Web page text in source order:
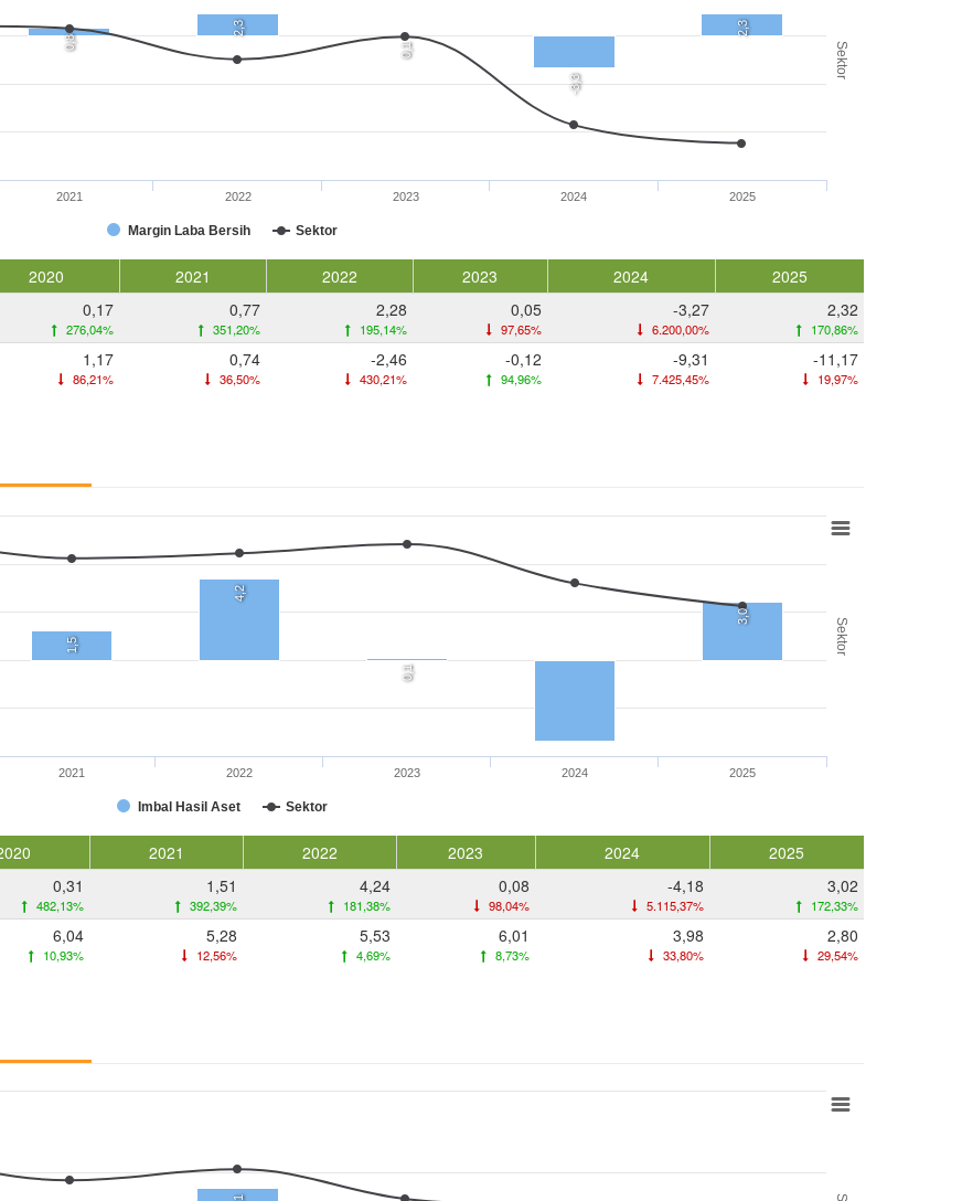
Sektor
0,8
2,3
0,1
-3,3
2,3
Margin Laba Bersih Sektor
2021 2022 2023 2024 2025
2020 2021 2022 2023 2024
2025
0,17
276,04%
0,77
351,20%
2,28
195,14%
0,05
97,65%
-3,27
6.200,00%
2,32
170,86%
1,17
86,21%
0,74
36,50%
-2,46
430,21%
-0,12
94,96%
-9,31
7.425,45%
-11,17
19,97%
Sektor
1,5
4,2
0,1
3,0
Imbal Hasil Aset Sektor
2021 2022 2023 2024 2025
2021 2022 2023 2024
2025
0,31
482,13%
1,51
392,39%
4,24
181,38%
0,08
98,04%
-4,18
5.115,37%
3,02
172,33%
6,04
10,93%
5,28
12,56%
5,53
4,69%
6,01
8,73%
3,98
33,80%
2,80
29,54%